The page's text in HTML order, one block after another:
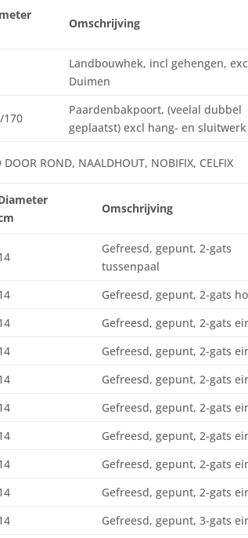
Omschrijving
Landbouwhek, incl gehengen,
Duimen
170
Paardenbakpoort, (veelal dubbel
geplaatst) excl hang- en sluitwerk
ROND, NAALDHOUT, NOBIFIX, CELFIX
Omschrijving
Gefreesd, gepunt, 2-gats
tussenpaal
Gefreesd, gepunt, 2-gats
Gefreesd, gepunt, 2-gats
Gefreesd, gepunt, 2-gats
Gefreesd, gepunt, 2-gats
Gefreesd, gepunt, 2-gats
Gefreesd, gepunt, 2-gats
Gefreesd, gepunt, 2-gats
Gefreesd, gepunt, 2-gats
Gefreesd, gepunt, 3-gats